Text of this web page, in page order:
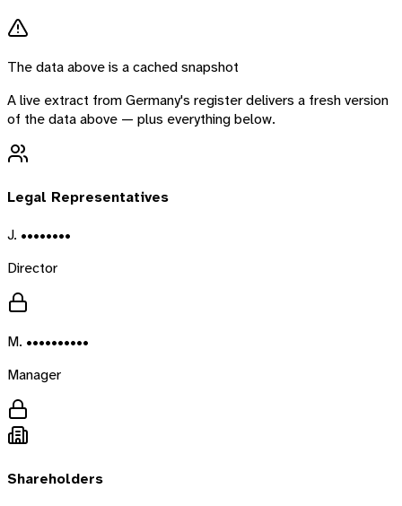
The data above is a cached snapshot
A live extract fromGermany's register delivers a fresh version
of the data above — plus everything below.
Legal Representatives
J. ••••••••
Director
M. ••••••••••
Manager
Shareholders